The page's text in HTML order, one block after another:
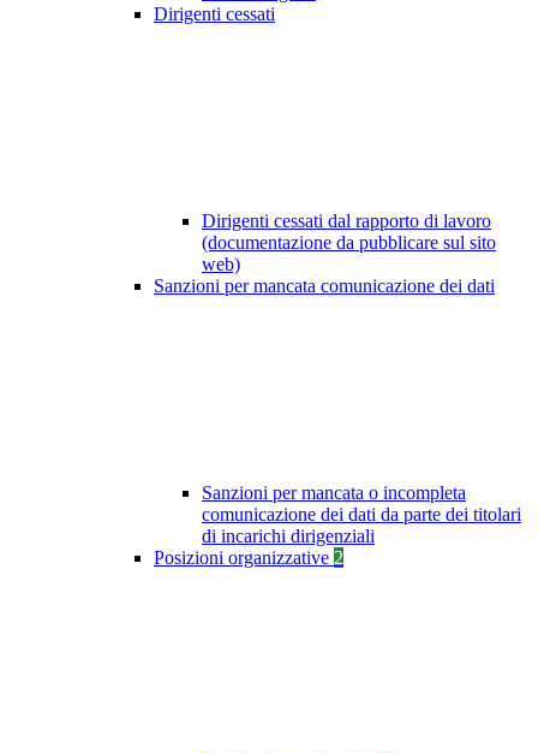
Dirigenti cessati
Dirigenti cessati dal rapporto di lavoro
(documentazione da pubblicare sul sito
web)
Sanzioni per mancata comunicazione dei dati
Sanzioni per mancata o incompleta
comunicazione dei dati da parte dei titolari
di incarichi dirigenziali
Posizioni organizzative 2